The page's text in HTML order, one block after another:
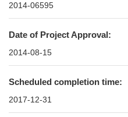
2014-06595
Date of Project Approval:
2014-08-15
Scheduled completion time:
2017-12-31